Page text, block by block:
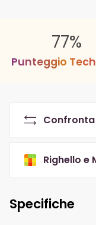
77%
Punteggio Tech
Confronta
Righello e
Specifiche